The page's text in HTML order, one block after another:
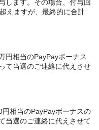
します。その場合、付与回
えますが、最終的に合計
円相当のPayPayボーナス
て当選のご連絡に代えさせ
相当のPayPayボーナスの
当選のご連絡に代えさせて